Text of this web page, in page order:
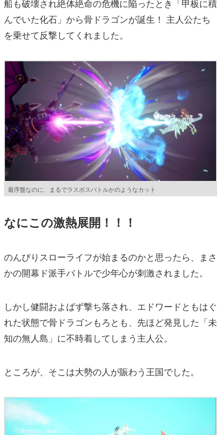
船も破壊され絶体絶命の危機に陥ったとき「甲板に積
んでいた化石」から骨ドラゴンが誕生！ 主人公たち
を乗せて反撃してくれました。
最序盤なのに、まるでラスボスバトルかのようなカット
なにこの激熱展開！！！
のんびりスローライフが始まるのかと思ったら、まさ
かの開幕ド派手バトルで少年心が刺激されました。
しかし健闘およばず撃ち落され、エドワードともはぐ
れた状態で骨ドラゴンもろとも、先ほど発見した「未
知の無人島」に不時着してしまう主人公。
ところが、そこは大勢の人が賑わう王国でした。